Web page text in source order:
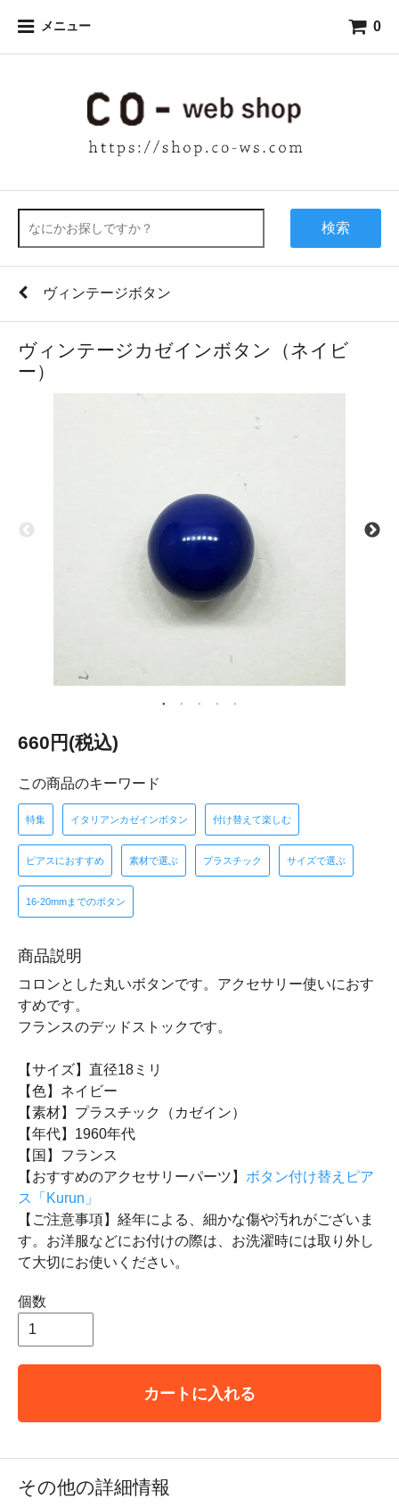
メニュー 0
検索
ヴィンテージボタン
ヴィンテージカゼインボタン（ネイビ
ー）
660円(税込)
この商品のキーワード
特集 イタリアンカゼインボタン 付け替えて楽しむ
ピアスにおすすめ 素材で選ぶ プラスチック サイズで選ぶ
16-20mmまでのボタン
商品説明
コロンとした丸いボタンです。アクセサリー使いにおす
すめです。
フランスのデッドストックです。
【サイズ】直径18ミリ
【色】ネイビー
【素材】プラスチック（カゼイン）
【年代】1960年代
【国】フランス
【おすすめのアクセサリーパーツ】 ボタン付け替えピア
ス「Kurun」
【ご注意事項】経年による、細かな傷や汚れがございま
す。お洋服などにお付けの際は、お洗濯時には取り外し
て大切にお使いください。
個数
カートに入れる
その他の詳細情報